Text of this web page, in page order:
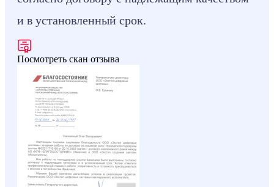
и в установленный срок.
Посмотреть скан отзыва